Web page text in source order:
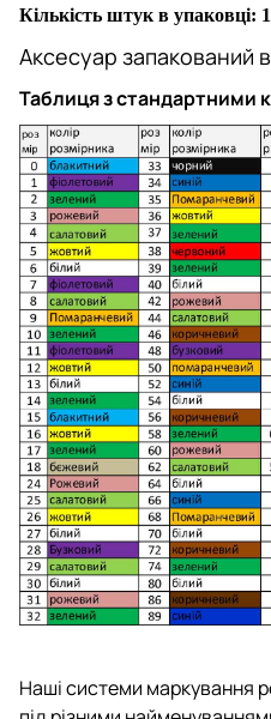
Кількість штук в упаковці:
​Аксесуар запакований
Таблиця з стандартними
Нашісистеми маркування